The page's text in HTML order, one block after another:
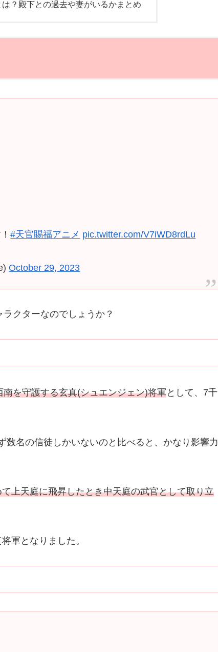
？殿下との過去や妻がいるかまとめ
#天官賜福アニメ pic.twitter.com/V7iWD8rdLu
October 29, 2023
クターなのでしょうか？
南を守護する玄真(シュエンジェン)将軍として、7千
数名の信徒しかいないのと比べると、かなり影響力
上天庭に飛昇したとき中天庭の武官として取り立
軍となりました。